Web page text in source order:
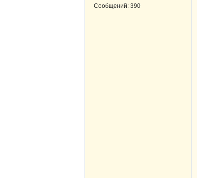
Сообщений: 390